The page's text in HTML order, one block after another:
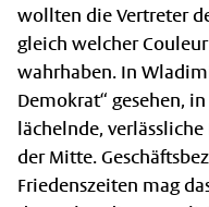
wollten die Vertreter
gleich welcher
wahrhaben. In
Demokrat“ gesehen,
lächelnde,
der Mitte.
Friedenszeiten mag